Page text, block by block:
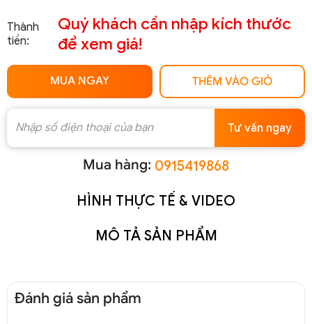
Thành
tiền:
Quý khách cần nhập kích thước
để xem giá!
MUA NGAY THÊM VÀO GIỎ
Tư vấn ngay
Mua hàng: 0915419868
HÌNH THỰC TẾ & VIDEO
MÔ TẢ SẢN PHẨM
Đánh giá sản phẩm